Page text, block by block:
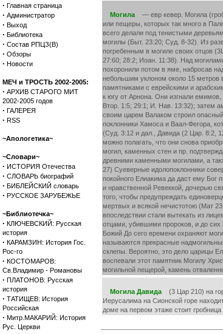
· Главная страница
· Администратор
· Выход
· Библиотека
· Состав РПЦЗ(В)
· Обзоры
· Новости
МЕЧ и ТРОСТЬ 2002-2005:
· АРХИВ СТАРОГО МИТ
2002-2005 годов
· ГАЛЕРЕЯ
· RSS
~Апологетика~
~Словари~
· ИСТОРИЯ Отечества
· СЛОВАРЬ биографий
· БИБЛЕЙСКИЙ словарь
· РУССКОЕ ЗАРУБЕЖЬЕ
~Библиотечка~
· КЛЮЧЕВСКИЙ: Русская
история
· КАРАМЗИН: История Гос.
Рос-го
· КОСТОМАРОВ:
Св.Владимир - Романовы
· ПЛАТОНОВ: Русская
история
· ТАТИЩЕВ: История
Российская
· Митр.МАКАРИЙ: История
Рус. Церкви
Могила — евр кевер. Могила
или пещеры, которых так много в
всего делали под тенистыми
могилы (Быт. 23:20; Суд. 8-32). Из
погребенным в могиле своих отцов
27:60; 28:2; Иоан. 11:38). Над
похоронили потом в яме, набросав
небольшим уклоном около 15 метров
памятниками с еврейскими и
к югу от Арнона. Они изгнали
Втор. 1:5; 29:1; И. Нав. 13:32); затем
своим царем Валаком строил
поклонники Хамоса и Ваал-Фегора,
(Суд. 3:12 и дал., Давида (2 Цар. 8:2,
можно полагать, что они снова
могил, каменных стен и пр.
древними каменными могилами, а
27) Суеверные идолопоклонники
покойного Елиакима да даст ему
и нравственной Ревеккой, дочерью
того, чтобы предупреждать
мертвых и всякой нечистотою (Мат
впоследствии стали вытекать из
отцами, убившими пророков, и до сих
Божий До сего времени охраняют
называются прекрасные
склепы. Вероятно, это дело царицы
воспевали этот памятник Могилу
могильной пещерой, камень
Могила Давида (3 Цар 210) на
Иерусалима на Сионской горе
доме на первом этаже стоит